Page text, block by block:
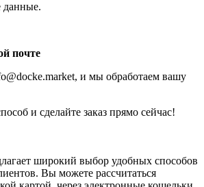
данные.
почте
и мы обработаем вашу
и сделайте заказ прямо сейчас!
широкий выбор удобных способов
Вы можете рассчитаться